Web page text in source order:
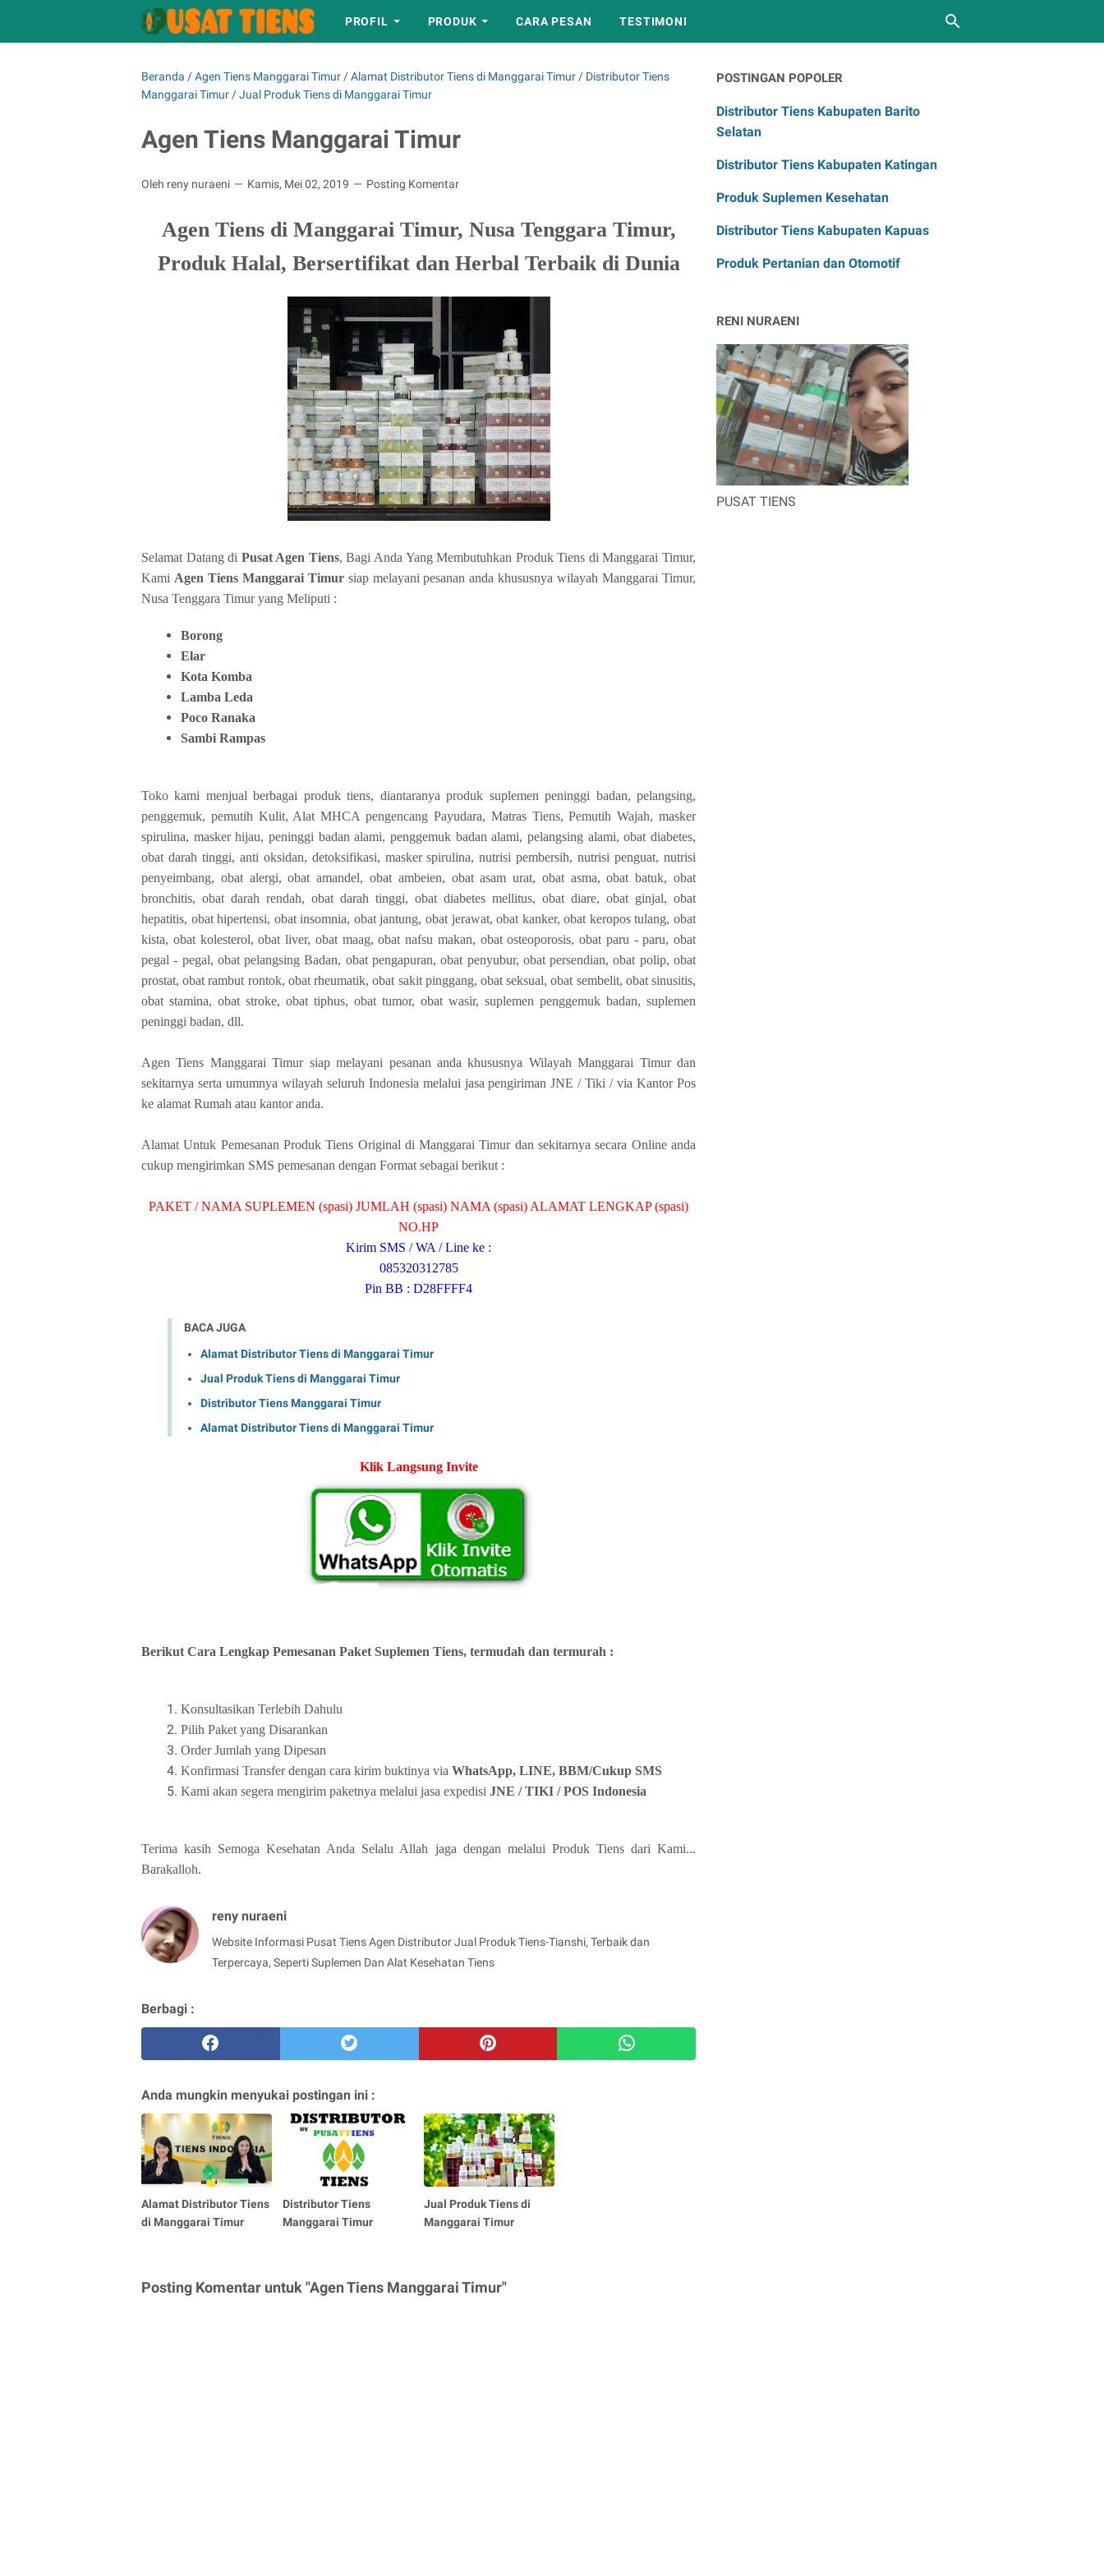
PROFIL PRODUK CARA PESAN TESTIMONI
Beranda /Agen Tiens Manggarai Timur /Alamat Distributor Tiens di Manggarai Timur / Distributor Tiens
Manggarai Timur /Jual Produk Tiens di Manggarai Timur
Agen Tiens Manggarai Timur
Oleh reny nuraeni Kamis, Mei 02, 2019 Posting Komentar
Agen Tiens di Manggarai Timur, Nusa Tenggara Timur,
Produk Halal, Bersertifikat dan Herbal Terbaik di Dunia
Selamat Datang di Pusat Agen Tiens, Bagi Anda Yang Membutuhkan Produk Tiens di Manggarai Timur,
Kami Agen Tiens Manggarai Timursiap melayani pesanan anda khususnya wilayah Manggarai Timur,
Nusa Tenggara Timur yang Meliputi :
Borong
Elar
Kota Komba
Lamba Leda
Poco Ranaka
Sambi Rampas
Toko kami menjual berbagai produk tiens, diantaranya produk suplemen peninggi badan, pelangsing,
penggemuk, pemutih Kulit, Alat MHCA pengencang Payudara, Matras Tiens, Pemutih Wajah, masker
spirulina, masker hijau, peninggi badan alami, penggemuk badan alami, pelangsing alami, obat diabetes,
obat darah tinggi, anti oksidan, detoksifikasi, masker spirulina, nutrisi pembersih, nutrisi penguat, nutrisi
penyeimbang, obat alergi, obat amandel, obat ambeien, obat asam urat, obat asma, obat batuk, obat
bronchitis, obat darah rendah, obat darah tinggi, obat diabetes mellitus, obat diare, obat ginjal, obat
hepatitis, obat hipertensi, obat insomnia, obat jantung, obat jerawat, obat kanker, obat keropos tulang, obat
kista, obat kolesterol, obat liver, obat maag, obat nafsu makan, obat osteoporosis, obat paru - paru, obat
pegal - pegal, obat pelangsing Badan, obat pengapuran, obat penyubur, obat persendian, obat polip, obat
prostat, obat rambut rontok, obat rheumatik, obat sakit pinggang, obat seksual, obat sembelit, obat sinusitis,
obat stamina, obat stroke, obat tiphus, obat tumor, obat wasir, suplemen penggemuk badan, suplemen
peninggi badan, dll.
Agen Tiens Manggarai Timur siap melayani pesanan anda khususnya Wilayah Manggarai Timur dan
sekitarnya serta umumnya wilayah seluruh Indonesia melalui jasa pengiriman JNE / Tiki / via Kantor Pos
ke alamat Rumah atau kantor anda.
Alamat Untuk Pemesanan Produk Tiens Original di Manggarai Timur dan sekitarnya secara Online anda
cukup mengirimkan SMS pemesanan dengan Format sebagai berikut :
PAKET / NAMA SUPLEMEN (spasi) JUMLAH (spasi) NAMA (spasi) ALAMAT LENGKAP (spasi)
NO.HP
Kirim SMS / WA / Line ke :
085320312785
Pin BB : D28FFFF4
BACA JUGA
Alamat Distributor Tiens di Manggarai Timur
Jual Produk Tiens di Manggarai Timur
Distributor Tiens Manggarai Timur
Alamat Distributor Tiens di Manggarai Timur
Klik Langsung Invite
Berikut Cara Lengkap Pemesanan Paket Suplemen Tiens, termudah dan termurah :
Konsultasikan Terlebih Dahulu
Pilih Paket yang Disarankan
Order Jumlah yang Dipesan
Konfirmasi Transfer dengan cara kirim buktinya via WhatsApp, LINE, BBM/Cukup SMS
Kami akan segera mengirim paketnya melalui jasa expedisi JNE / TIKI / POS Indonesia
Terima kasih Semoga Kesehatan Anda Selalu Allah jaga dengan melalui Produk Tiens dari Kami...
Barakalloh.
reny nuraeni
Website Informasi Pusat Tiens Agen Distributor Jual Produk Tiens-Tianshi, Terbaik dan
Terpercaya, Seperti Suplemen Dan Alat Kesehatan Tiens
Berbagi :
Anda mungkin menyukai postingan ini :
Alamat Distributor Tiens
di Manggarai Timur
Distributor Tiens
Manggarai Timur
Jual Produk Tiens di
Manggarai Timur
Posting Komentar untuk "Agen Tiens Manggarai Timur"
POSTINGAN POPOLER
Distributor Tiens Kabupaten Barito
Selatan
Distributor Tiens Kabupaten Katingan
Produk Suplemen Kesehatan
Distributor Tiens Kabupaten Kapuas
Produk Pertanian dan Otomotif
RENI NURAENI
PUSAT TIENS